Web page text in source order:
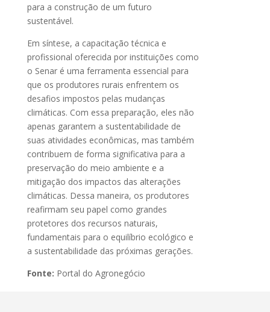
para a construção de um futuro
sustentável.
Em síntese, a capacitação técnica e
profissional oferecida por instituições como
o Senar é uma ferramenta essencial para
que os produtores rurais enfrentem os
desafios impostos pelas mudanças
climáticas. Com essa preparação, eles não
apenas garantem a sustentabilidade de
suas atividades econômicas, mas também
contribuem de forma significativa para a
preservação do meio ambiente e a
mitigação dos impactos das alterações
climáticas. Dessa maneira, os produtores
reafirmam seu papel como grandes
protetores dos recursos naturais,
fundamentais para o equilíbrio ecológico e
a sustentabilidade das próximas gerações.
Fonte: Portal do Agronegócio